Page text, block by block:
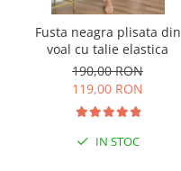
Fusta neagra plisata din
voal cu talie elastica
190,00 RON
119,00 RON
IN STOC